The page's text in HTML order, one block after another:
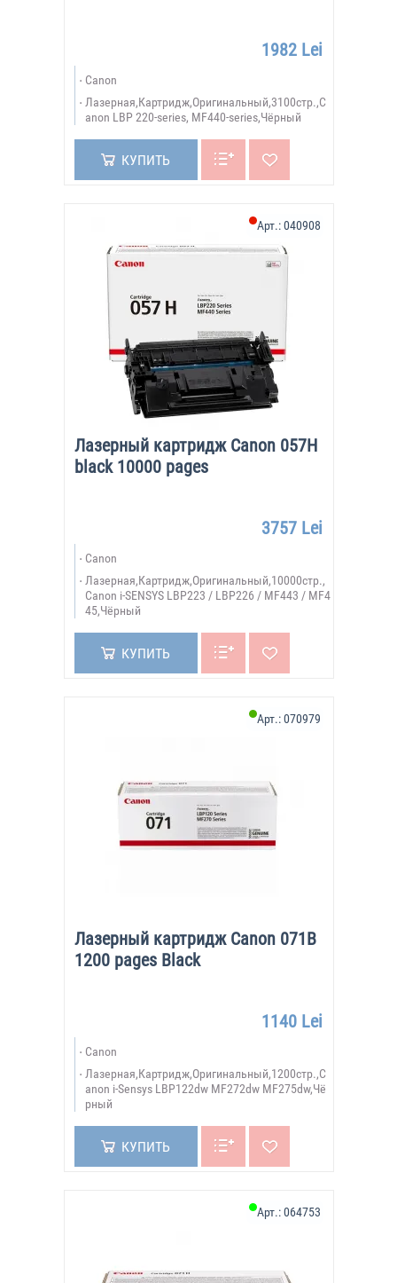
1982 Lei
Canon
Лазерная,Картридж,Оригинальный,3100стр.,C
anon LBP 220-series, MF440-series,Чёрный
КУПИТЬ
Лазерный картридж Canon 057H
black 10000 pages
Арт.:040908
3757 Lei
Canon
Лазерная,Картридж,Оригинальный,10000стр.,
Canon i-SENSYS LBP223 / LBP226 / MF443 / MF4
45,Чёрный
КУПИТЬ
Лазерный картридж Canon 071B
1200 pages Black
Арт.:070979
1140 Lei
Canon
Лазерная,Картридж,Оригинальный,1200стр.,C
anon i-Sensys LBP122dw MF272dw MF275dw,Чё
рный
КУПИТЬ
Арт.:064753